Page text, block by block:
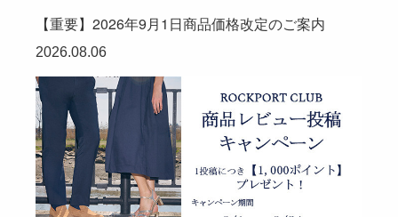
【重要】2026年9月1日商品価格改定のご案内
2026.08.06